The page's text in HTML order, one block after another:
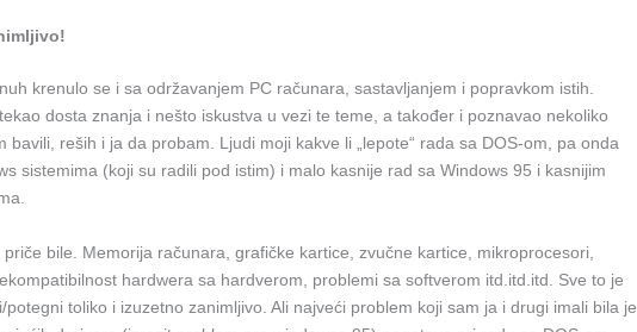
krenulo se i sa održavanjem PC računara, sastavljanjem i popravkom istih.
dosta znanja i nešto iskustva u vezi te teme, a također i poznavao nekoliko
bavili, reših i ja da probam. Ljudi moji kakve li „lepote“ rada sa DOS-om, pa onda
sistemima (koji su radili pod istim) i malo kasnije rad sa Windows 95 i kasnijim
bile. Memorija računara, grafičke kartice, zvučne kartice, mikroprocesori,
hardwera sa hardverom, problemi sa softverom itd.itd.itd. Sve to je
potegni toliko i izuzetno zanimljivo. Ali najveći problem koji sam ja i drugi imali bila je